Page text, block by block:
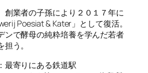
創業者の子孫により２０１７年に
Poesiat & Kater」として復活。
ンで酵母の純粋培養を学んだ若者
う。
最寄りにある鉄道駅